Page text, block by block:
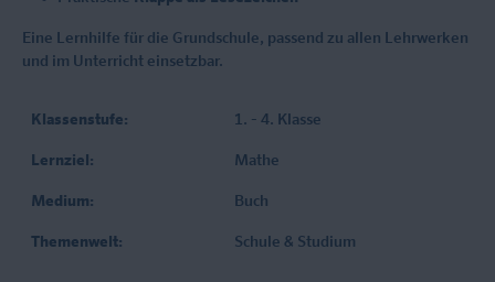
Eine Lernhilfe für die Grundschule, passend zu allen Lehrwerken
und im Unterricht einsetzbar.
Klassenstufe: 1. - 4. Klasse
Lernziel: Mathe
Medium: Buch
Themenwelt: Schule & Studium